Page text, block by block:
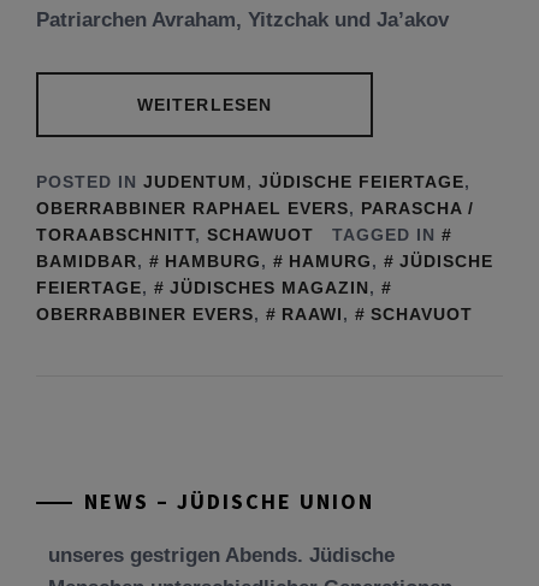
Patriarchen Avraham, Yitzchak und Ja’akov
WEITERLESEN
POSTED IN JUDENTUM, JÜDISCHE FEIERTAGE,
OBERRABBINER RAPHAEL EVERS, PARASCHA /
TORAABSCHNITT, SCHAWUOT
TAGGED IN
BAMIDBAR, HAMBURG, HAMURG,
JÜDISCHE
FEIERTAGE, JÜDISCHES MAGAZIN,
OBERRABBINER EVERS, RAAWI, SCHAVUOT
NEWS – JÜDISCHE UNION
Menschen unterschiedlicher Generationen,